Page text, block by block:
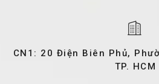
CN1: 20 Điện Biên Phủ,
TP. HCM